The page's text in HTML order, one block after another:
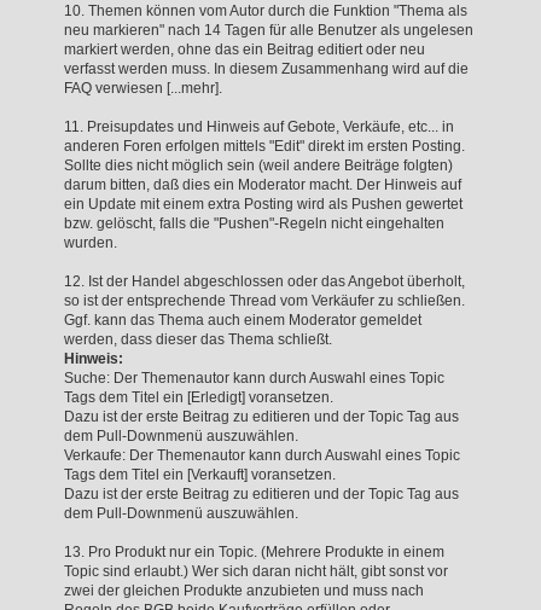
10. Themen können vom Autor durch die Funktion "Thema als
neu markieren" nach 14 Tagen für alle Benutzer als ungelesen
markiert werden, ohne das ein Beitrag editiert oder neu
verfasst werden muss. In diesem Zusammenhang wird auf die
FAQ verwiesen [...mehr].
11. Preisupdates und Hinweis auf Gebote, Verkäufe, etc... in
anderen Foren erfolgen mittels "Edit" direkt im ersten Posting.
Sollte dies nicht möglich sein (weil andere Beiträge folgten)
darum bitten, daß dies ein Moderator macht. Der Hinweis auf
ein Update mit einem extra Posting wird als Pushen gewertet
bzw. gelöscht, falls die "Pushen"-Regeln nicht eingehalten
wurden.
12. Ist der Handel abgeschlossen oder das Angebot überholt,
so ist der entsprechende Thread vom Verkäufer zu schließen.
Ggf. kann das Thema auch einem Moderator gemeldet
werden, dass dieser das Thema schließt.
Hinweis:
Suche: Der Themenautor kann durch Auswahl eines Topic
Tags dem Titel ein [Erledigt] voransetzen.
Dazu ist der erste Beitrag zu editieren und der Topic Tag aus
dem Pull-Downmenü auszuwählen.
Verkaufe: Der Themenautor kann durch Auswahl eines Topic
Tags dem Titel ein [Verkauft] voransetzen.
Dazu ist der erste Beitrag zu editieren und der Topic Tag aus
dem Pull-Downmenü auszuwählen.
13. Pro Produkt nur ein Topic. (Mehrere Produkte in einem
Topic sind erlaubt.) Wer sich daran nicht hält, gibt sonst vor
zwei der gleichen Produkte anzubieten und muss nach